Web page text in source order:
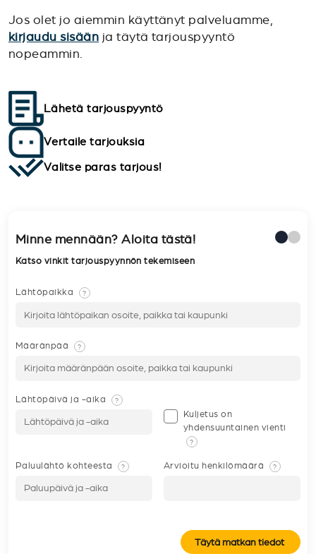
Jos olet jo aiemmin käyttänyt palveluamme,
kirjaudu sisään ja täytä tarjouspyyntö
nopeammin.
Lähetä tarjouspyyntö
Vertaile tarjouksia
Valitse paras tarjous!
Minne mennään? Aloita tästä!
Katso vinkit tarjouspyynnön tekemiseen
Lähtöpaikka ?
Määränpää ?
Lähtöpäivä ja -aika ?
Kuljetus on
yhdensuuntainen vienti
?
Paluulähtö kohteesta ? Arvioitu henkilömäärä ?
Täytä matkan tiedot